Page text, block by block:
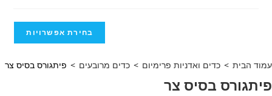
בחירת אפשרויות
הבית > כדים ואדניות פרימיום > כדים מרובעים > פיתגורס בסיס צר
בסיס צר